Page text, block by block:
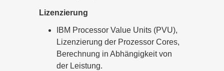
Lizenzierung
IBM Processor Value Units (PVU),
Lizenzierung der Prozessor Cores,
Berechnung in Abhängigkeit von
der Leistung.